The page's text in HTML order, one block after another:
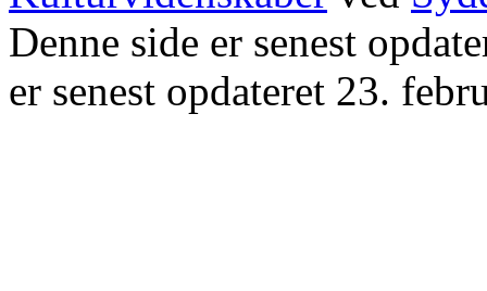
Denne side er senest
er senest opdateret 23.